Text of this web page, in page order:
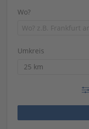
Wo?
Umkreis